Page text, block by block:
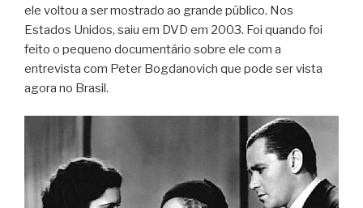
ele voltou a ser mostrado ao grande público. Nos
Estados Unidos, saiu em DVD em 2003. Foi quando foi
feito o pequeno documentário sobre ele com a
entrevista com Peter Bogdanovich que pode ser vista
agora no Brasil.